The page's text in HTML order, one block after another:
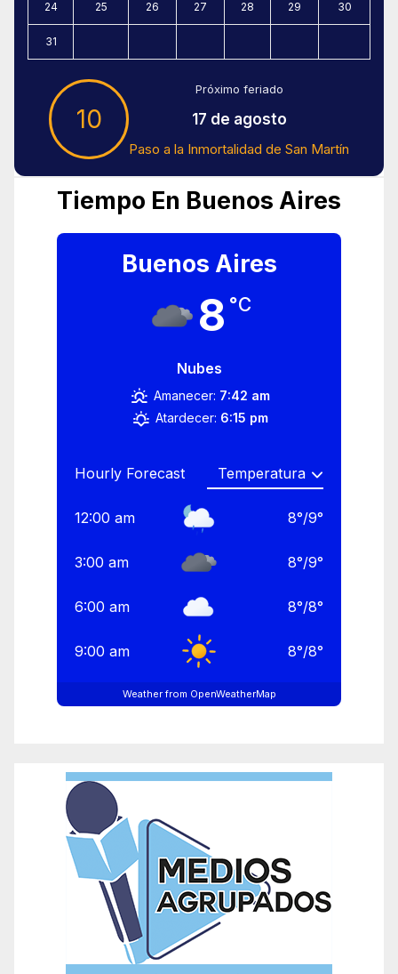
24 25 26 27 28 29 30
31
10
Próximo feriado
17 de agosto
Paso a la Inmortalidad de San Martín
Tiempo En Buenos Aires
Buenos Aires
8 °C
Nubes
Amanecer: 7:42 am
Atardecer: 6:15 pm
Hourly Forecast
12:00 am 8°/9°
3:00 am 8°/9°
6:00 am 8°/8°
9:00 am 8°/8°
Weather from OpenWeatherMap